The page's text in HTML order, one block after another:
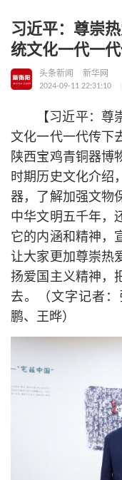
习近平：尊崇
统文化一代一
头条新闻
新华网
2024-09-11 22:31:10
【习近平 ：尊
文化一代一代传下
陕西宝鸡青铜器博
时期历史文化介绍
器，了解加强文物
中华文明五千年，
它的内涵和精神，
让大家更加尊崇热
扬爱国主义精神，
去。（文字记者
鹏、王晔）